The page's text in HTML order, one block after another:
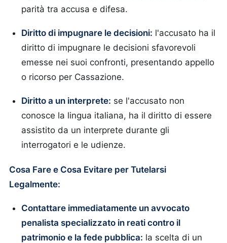
parità tra accusa e difesa.
Diritto di impugnare le decisioni: l'accusato ha il
diritto di impugnare le decisioni sfavorevoli
emesse nei suoi confronti, presentando appello
o ricorso per Cassazione.
Diritto a un interprete: se l'accusato non
conosce la lingua italiana, ha il diritto di essere
assistito da un interprete durante gli
interrogatori e le udienze.
Cosa Fare e Cosa Evitare per Tutelarsi
Legalmente:
Contattare immediatamente un avvocato
penalista specializzato in reati contro il
patrimonio e la fede pubblica: la scelta di un